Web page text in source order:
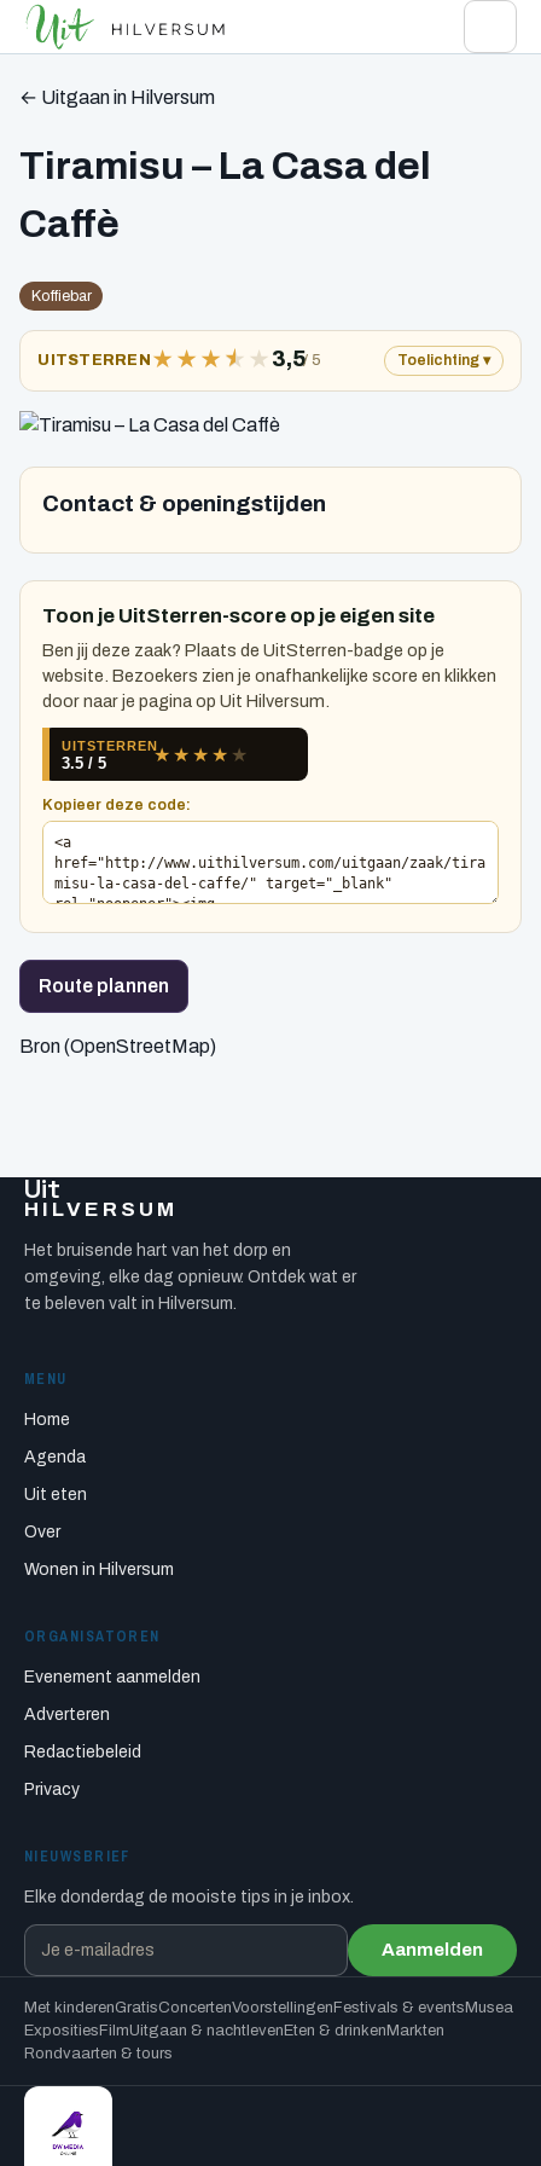
← Uitgaan in Hilversum
Tiramisu – La Casa del
Caffè
Koffiebar
UITSTERREN ★ ★ ★ ★ ★ 3,5/ 5 Toelichting
Contact & openingstijden
Toon je UitSterren-score op je eigen site
Ben jij deze zaak? Plaats de UitSterren-badge op je
website. Bezoekers zien je onafhankelijke score en klikken
door naar je pagina op Uit Hilversum.
Kopieer deze code:
Route plannen
Bron (OpenStreetMap)
Uit
HILVERSUM
Het bruisende hart van het dorp en
omgeving, elke dag opnieuw. Ontdek wat er
te beleven valt in Hilversum.
MENU
Home
Agenda
Uit eten
Over
Wonen in Hilversum
ORGANISATOREN
Evenement aanmelden
Adverteren
Redactiebeleid
Privacy
NIEUWSBRIEF
Elke donderdag de mooiste tips in je inbox.
Aanmelden
Met kinderenGratisConcertenVoorstellingen Festivals & events Musea
Exposities FilmUitgaan & nachtleven Eten & drinken Markten
Rondvaarten & tours